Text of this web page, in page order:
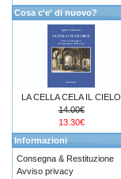
Cosa c'e' di nuovo?
LA CELLA CELA IL CIELO
14.00€
13.30€
Informazioni
Consegna & Restituzione
Avviso privacy